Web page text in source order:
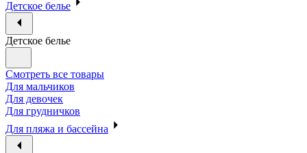
Детское белье
Детское белье
Смотреть все товары
Для мальчиков
Для девочек
Для грудничков
Для пляжа и бассейна